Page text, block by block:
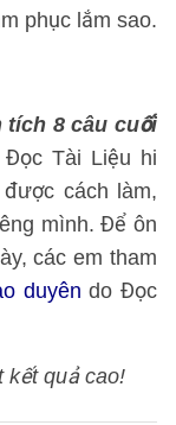
phục lắm sao.
tích 8 câu cuối
Tài Liệu hi
cách làm,
mình. Để ôn
các em tham
duyên do Đọc
kết quả cao!